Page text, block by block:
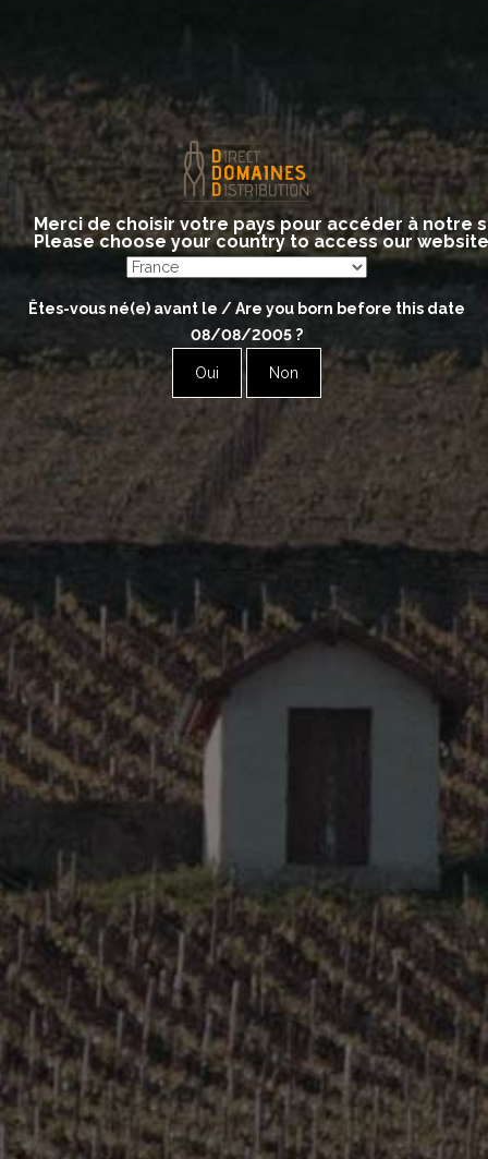
Catégories de produits
All
Beaujolais
Bourgogne - Chablis
Bourgogne - Côte Chalonnaise & Mâconnais
Bourgogne - Côte de Beaune
Bourgogne - Côte de Nuits
Jura
Loire & Sancerre
Rhône
Sud de France
Merci de choisir votre pays pour accéder à notre
Please choose your country to access our website
Êtes-vous né(e) avant le / Are you born before this date
08/08/2005?
Oui Non